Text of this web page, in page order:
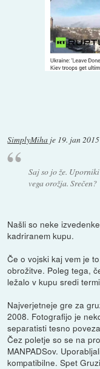
SimplyMiha je 19. jan
Saj so jo že.
vega orožja. Srečen?
Našli so neke
kadriranem kupu.
Če o vojski kaj vem je
obrožitve. Poleg tega,
ležalo v kupu sredi
Najverjetneje gre za
2008. Fotografijo je
separatisti tesno
Čez poletje so se na
MANPADSov.
kompatibilne. Spet